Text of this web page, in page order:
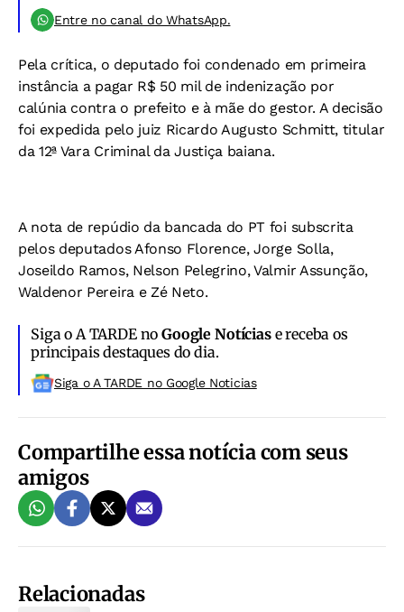
Entre no canal do WhatsApp.
Pela crítica, o deputado foi condenado em primeira
instância a pagar R$ 50 mil de indenização por
calúnia contra o prefeito e à mãe do gestor. A decisão
foi expedida pelo juiz Ricardo Augusto Schmitt, titular
da 12ª Vara Criminal da Justiça baiana.
A nota de repúdio da bancada do PT foi subscrita
pelos deputados Afonso Florence, Jorge Solla,
Joseildo Ramos, Nelson Pelegrino, Valmir Assunção,
Waldenor Pereira e Zé Neto.
Siga o A TARDE noGoogle Notíciase receba os
principais destaques do dia.
Siga o A TARDE no Google Noticias
Compartilhe essa notícia com seus
amigos
Relacionadas